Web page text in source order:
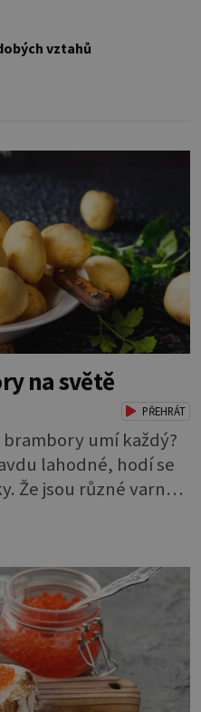
vztahů
na světě
PŘEHRÁT
umí každý?
lahodné, hodí se
Že jsou různé varné
D na kaši, určitě
toho, co chcete
hrnce vodu, osolí ji,
na kousky a dají